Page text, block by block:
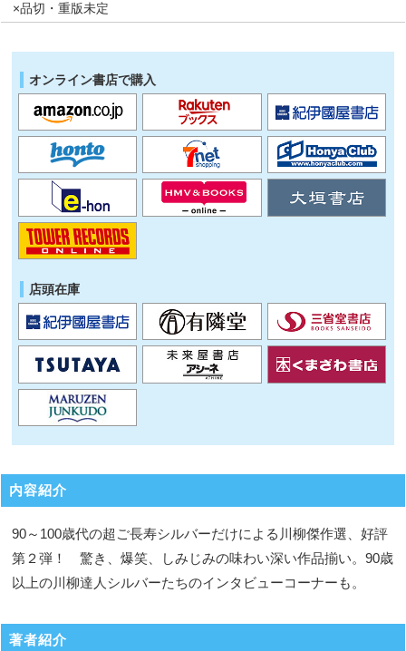
×品切・重版未定
オンライン書店で購入
店頭在庫
内容紹介
90～100歳代の超ご長寿シルバーだけによる川柳傑作選、好評
第２弾！ 驚き、爆笑、しみじみの味わい深い作品揃い。90歳
以上の川柳達人シルバーたちのインタビューコーナーも。
著者紹介